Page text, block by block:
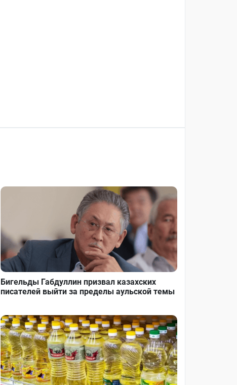
Бигельды Габдуллин призвал казахских
писателей выйти за пределы аульской темы